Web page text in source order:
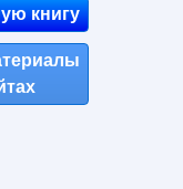
книгу